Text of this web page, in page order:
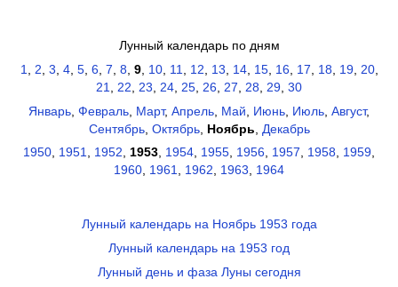
Лунный календарь по дням
1
2 3 4, 5, 6, 7 8 9, 10, 11 12 13 14, 15, 16, 17 18 19, 20,
21
22 23 24 25 26 27 28 29 30
Январь Февраль Март, Апрель Май Июнь Июль Август,
Сентябрь, Октябрь, Ноябрь
Декабрь
1950, 1951, 1952, 1953, 1954, 1955, 1956, 1957, 1958, 1959,
1960, 1961, 1962, 1963, 1964
Лунный календарь на Ноябрь 1953 года
Лунный календарь на 1953 год
Лунный день и фаза Луны сегодня